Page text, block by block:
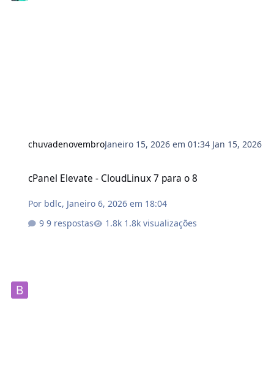
chuvadenovembroJaneiro 15, 2026 em 01:34 Jan 15, 2026
cPanel Elevate - CloudLinux 7 para o 8
Por bdlc, Janeiro 6, 2026 em 18:04
9 respostas
1.8k visualizações